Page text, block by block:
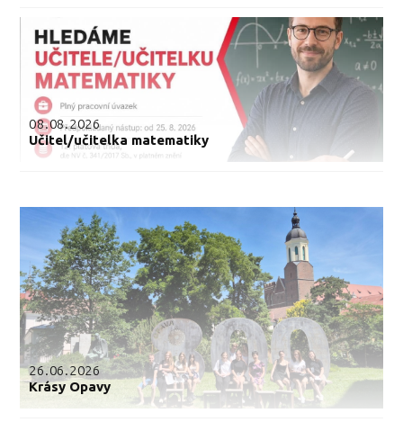
08.08.2026
Učitel/učitelka matematiky
26.06.2026
Krásy Opavy